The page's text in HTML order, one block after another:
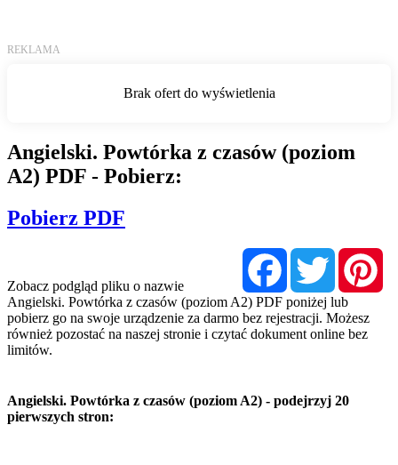
Angielski. Powtórka z czasów (poziom
A2) PDF - Pobierz:
Pobierz PDF
FacebookTwitter
Zobacz podgląd pliku o nazwie
Angielski. Powtórka z czasów (poziom A2) PDF poniżej lub
pobierz go na swoje urządzenie za darmo bez rejestracji. Możesz
również pozostać na naszej stronie i czytać dokument online bez
limitów.
Angielski. Powtórka z czasów (poziom A2) - podejrzyj 20
pierwszych stron: